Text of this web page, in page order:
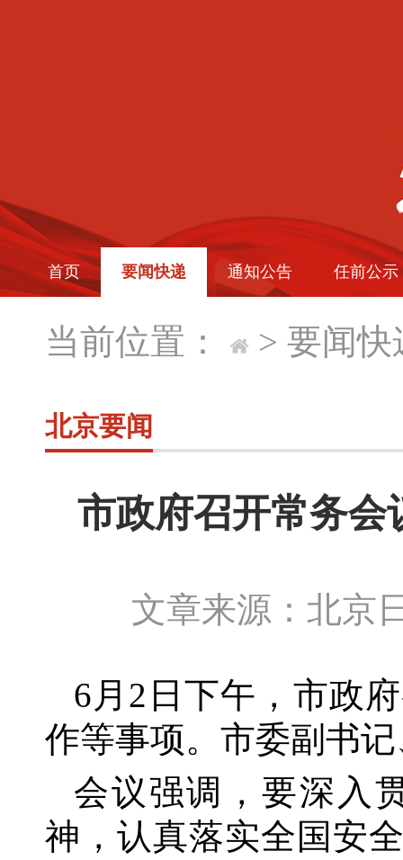
首页 要闻快递 通知公告 任前公示
当前位置： > 要闻快
北京要闻
市政府召开常务会
文章来源：北
6月 2 日下午，市政
作等事项。市委副书
会议强调，要深入
神，认真落实全国安